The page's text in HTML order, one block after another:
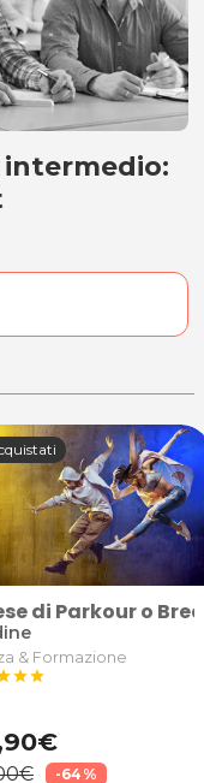
intermedio:
spalle e arti
(calice di
di Parkour o
& Formazione
starstar
-64%